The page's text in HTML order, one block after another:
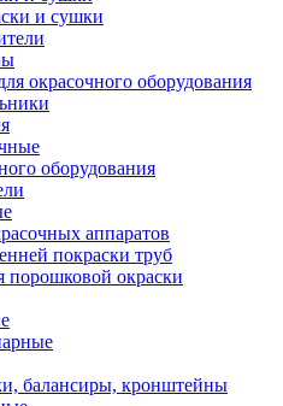
и сушки
окрасочного оборудования
оборудования
аппаратов
покраски труб
порошковой окраски
балансиры, кронштейны